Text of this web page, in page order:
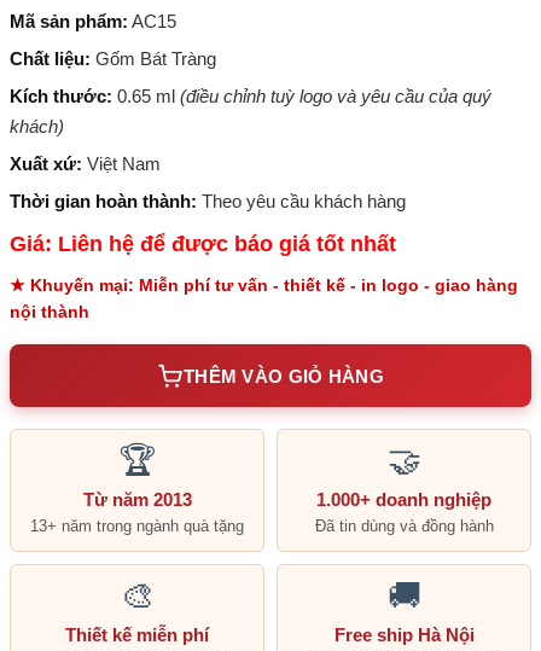
Mã sản phẩm: AC15
Chất liệu: Gốm Bát Tràng
Kích thước: 0.65 ml (điều chỉnh tuỳ logo và yêu cầu của quý
khách)
Xuất xứ: Việt Nam
Thời gian hoàn thành: Theo yêu cầu khách hàng
Giá: Liên hệ để được báo giá tốt nhất
★ Khuyến mại: Miễn phí tư vấn - thiết kế - in logo - giao hàng
nội thành
THÊM VÀO GIỎ HÀNG
🏆
Từ năm 2013
13+ năm trong ngành quà tặng
🤝
1.000+ doanh nghiệp
Đã tin dùng và đồng hành
🎨
Thiết kế miễn phí
🚚
Free ship Hà Nội